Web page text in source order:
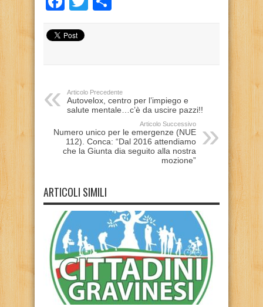
Articolo Precedente
Autovelox, centro per l’impiego e
salute mentale…c’è da uscire pazzi!!
Articolo Successivo
Numero unico per le emergenze (NUE
112). Conca: “Dal 2016 attendiamo
che la Giunta dia seguito alla nostra
mozione”
ARTICOLI SIMILI